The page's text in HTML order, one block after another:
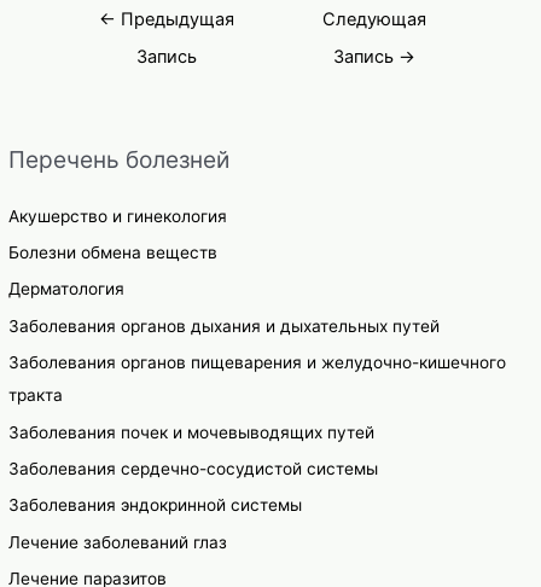
Перечень болезней
Акушерство и гинекология
Болезни обмена веществ
Дерматология
Заболевания органов дыхания и дыхательных путей
Заболевания органов пищеварения и желудочно-кишечного
тракта
Заболевания почек и мочевыводящих путей
Заболевания сердечно-сосудистой системы
Заболевания эндокринной системы
Лечение заболеваний глаз
Лечение паразитов
Навигация
← Предыдущая
Запись
Следующая
Запись →